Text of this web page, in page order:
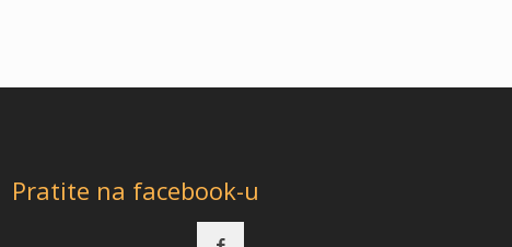
Pratite na facebook-u